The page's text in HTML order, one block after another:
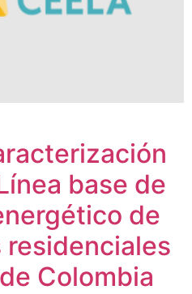
base de
de
Colombia